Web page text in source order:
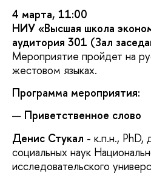
4 марта, 11:00
НИУ «Высшая школа
аудитория 301 (Зал
Мероприятие пройдет на
жестовом языках.
Программа мероприятия:
Приветственное слово
Денис Стукал - к.п.н., PhD,
социальных наук
исследовательского